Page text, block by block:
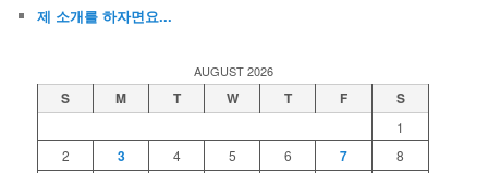
제 소개를 하자면요...
AUGUST 2026
S M T W T F S
1
2
3 4 5 6 7
8